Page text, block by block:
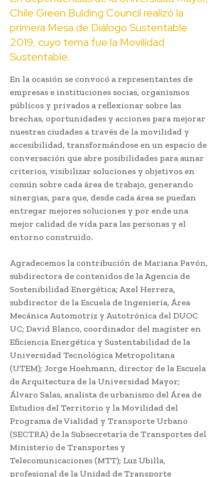
Chile Green Bulding Council realizó la
primera Mesa de Diálogo Sustentable
2019, cuyo tema fue la Movilidad
Sustentable.
En la ocasión se convocó a representantes de
empresas e instituciones socias, organismos
públicos y privados a reflexionar sobre las
brechas, oportunidades y acciones para mejorar
nuestras ciudades a través de la movilidad y
accesibilidad, transformándose en un espacio de
conversación que abre posibilidades para aunar
criterios, visibilizar soluciones y objetivos en
común sobre cada área de trabajo, generando
sinergias, para que, desde cada área se puedan
entregar mejores soluciones y por ende una
mejor calidad de vida para las personas y el
entorno construido.
Agradecemos la contribución de Mariana Pavón,
subdirectora de contenidos de la Agencia de
Sostenibilidad Energética; Axel Herrera,
subdirector de la Escuela de Ingeniería, Área
Mecánica Automotriz y Autotrónica del DUOC
UC; David Blanco, coordinador del magíster en
Eficiencia Energética y Sustentabilidad de la
Universidad Tecnológica Metropolitana
(UTEM); Jorge Hoehmann, director de la Escuela
de Arquitectura de la Universidad Mayor;
Álvaro Salas, analista de urbanismo del Área de
Estudios del Territorio y la Movilidad del
Programa de Vialidad y Transporte Urbano
(SECTRA) de la Subsecretaría de Transportes del
Ministerio de Transportes y
Telecomunicaciones (MTT); Luz Ubilla,
profesional de la Unidad de Transporte